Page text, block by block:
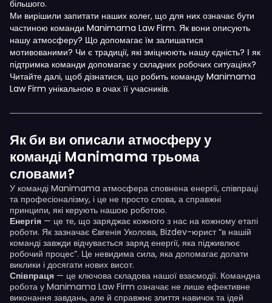
більшого.
Ми вирішили запитати наших колег, що для них означає бути
частиною команди Manimama Law Firm. Як вони описують
нашу атмосферу? Що допомагає їм залишатися
мотивованими? Чи є традиції, які зміцнюють нашу єдність? І як
підтримка команди допомагає у складних робочих ситуаціях?
Читайте далі, щоб дізнатися, що робить команду Manimama
Law Firm унікальною в очах її учасників.
Як би ви описали атмосферу у
команді Manimama трьома
словами?
У команді Manimama атмосфера сповнена енергії, співпраці
та професіоналізму, і це не просто слова, а справжні
принципи, які керують нашою роботою.
Енергія — це те, що заряджає кожного з нас на кожному етапі
роботи. Як зазначає Євгенія Уколова, Bizdev-юрист “в нашій
команді завжди відчувається заряд енергії, яка підживлює
робочий процес”. Це невидима сила, яка допомагає долати
виклики і досягати нових висот.
Співпраця — це ключова складова нашої взаємодії. Командна
робота у Manimama Law Firm означає не лише ефективне
виконання завдань, але й справжнє злиття навичок та ідей